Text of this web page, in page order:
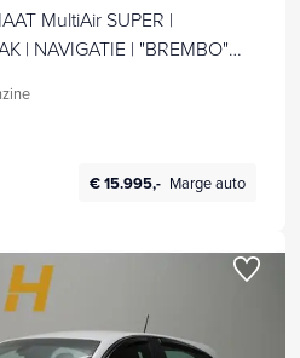
MultiAir SUPER |
| NAVIGATIE | "BREMBO"
CONTROL | DAB+
€ 15.995,- Marge auto